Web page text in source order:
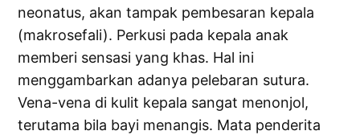
neonatus, akan tampak pembesaran kepala
(makrosefali). Perkusi pada kepala anak
memberi sensasi yang khas. Hal ini
menggambarkan adanya pelebaran sutura.
Vena-vena di kulit kepala sangat menonjol,
terutama bila bayi menangis. Mata penderita